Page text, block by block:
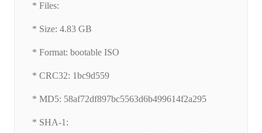
* Files:
* Size: 4.83 GB
* Format: bootable ISO
* CRC32: 1bc9d559
* MD5: 58af72df897bc5563d6b499614f2a295
* SHA-1: